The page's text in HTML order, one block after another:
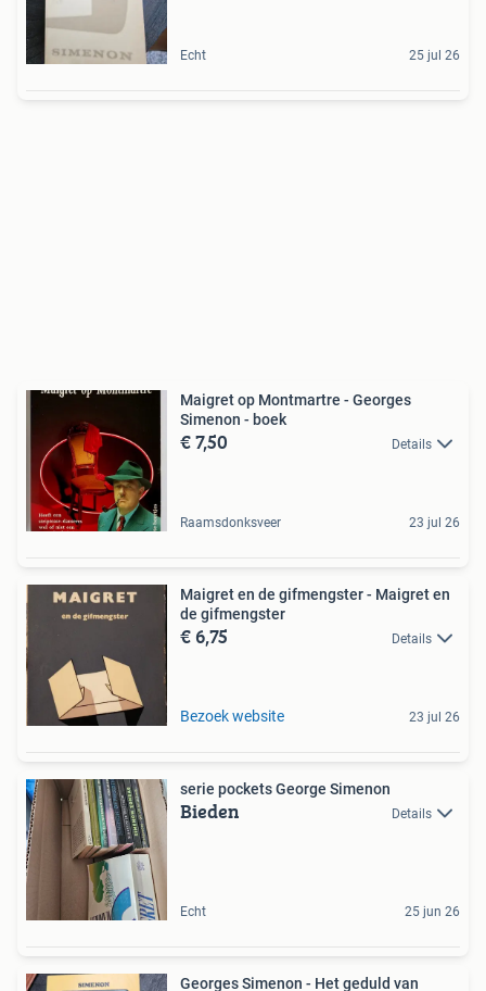
Echt 25 jul 26
Maigret op Montmartre - Georges
Simenon - boek
€ 7,50 Details
Raamsdonksveer 23 jul 26
Maigret en de gifmengster - Maigret en
de gifmengster
€ 6,75 Details
Bezoek website 23 jul 26
serie pockets George Simenon
Bieden Details
Echt 25 jun 26
Georges Simenon - Het geduld van